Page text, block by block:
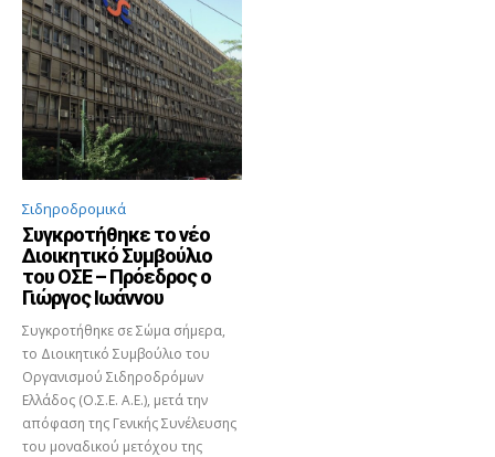
Σιδηροδρομικά
Συγκροτήθηκε το νέο
Διοικητικό Συμβούλιο
του ΟΣΕ – Πρόεδρος ο
Γιώργος Ιωάννου
Συγκροτήθηκε σε Σώμα σήμερα,
το Διοικητικό Συμβούλιο του
Οργανισμού Σιδηροδρόμων
Ελλάδος (Ο.Σ.Ε. Α.Ε.), μετά την
απόφαση της Γενικής Συνέλευσης
του μοναδικού μετόχου της